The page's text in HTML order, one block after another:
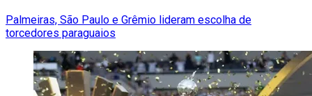
Palmeiras, São Paulo e Grêmio lideram escolha de
torcedores paraguaios